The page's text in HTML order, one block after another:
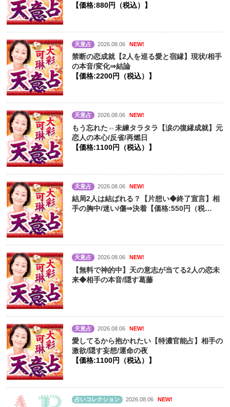
【価格:880円（税込）】
天意占 2026.08.06 NEW!
禁断の恋成就【2人を巡る愛と宿縁】現状/相手
の本音/変化⇒結論
【価格:2200円（税込）】
天意占 2026.08.06 NEW!
もう忘れた⇔未練タラタラ【涙の復縁成就】元
恋人の本心/反省/再燃日
【価格:1100円（税込）】
天意占 2026.08.06 NEW!
結局2人は結ばれる？【片想い◆終了宣言】相
手の胸中/迷い/傷⇒決着【価格:550円（税
天意占 2026.08.06 NEW!
【無料で神的中】天の意志が当てる2人の恋未
来◆相手の本音/隠す葛藤
天意占 2026.08.06 NEW!
愛してるから抱かれたい【特濃官能占】相手の
激欲/隠す妄想/運命の夜
【価格:1100円（税込）】
占いコレクション 2026.08.06 NEW!